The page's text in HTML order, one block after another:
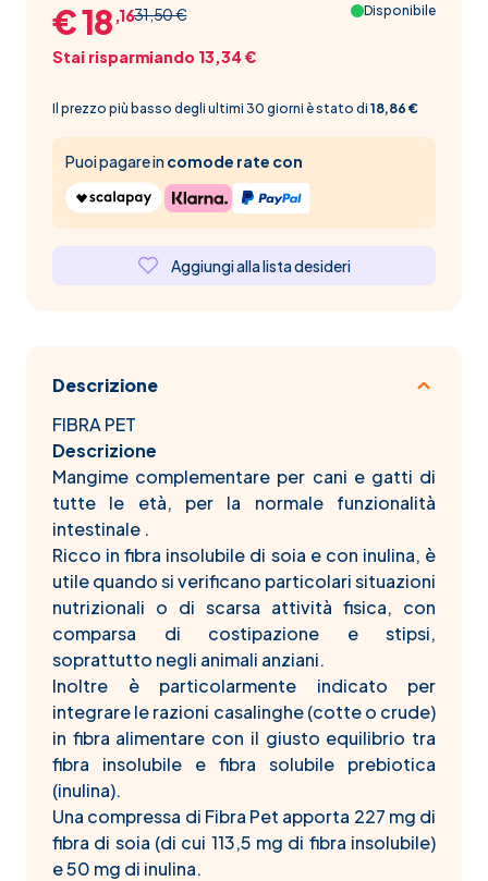
31,50 €
€ 18 ,16
Stai risparmiando 13,34 €
Disponibile
Il prezzo più basso degli ultimi 30 giorni è stato di 18,86 €
Puoi pagare incomode rate con
Aggiungi alla lista desideri
Descrizione
FIBRA PET
Descrizione
Mangime complementare per cani e gatti di
tutte le età, per la normale funzionalità
intestinale .
Ricco in fibra insolubile di soia e con inulina, è
utile quando si verificano particolari situazioni
nutrizionali o di scarsa attività fisica, con
comparsa di costipazione e stipsi,
soprattutto negli animali anziani.
Inoltre è particolarmente indicato per
integrare le razioni casalinghe (cotte o crude)
in fibra alimentare con il giusto equilibrio tra
fibra insolubile e fibra solubile prebiotica
(inulina).
Una compressa di Fibra Pet apporta 227 mg di
fibra di soia (di cui 113,5 mg di fibra insolubile)
e 50 mg di inulina.